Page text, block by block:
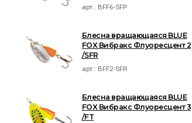
арт.: BFF6-SFP
Блесна вращающаяся BLUE
FOX Вибракс Флуоресцент 2
/SFR
арт.: BFF2-SFR
Блесна вращающаяся BLUE
FOX Вибракс Флуоресцент 3
/FT